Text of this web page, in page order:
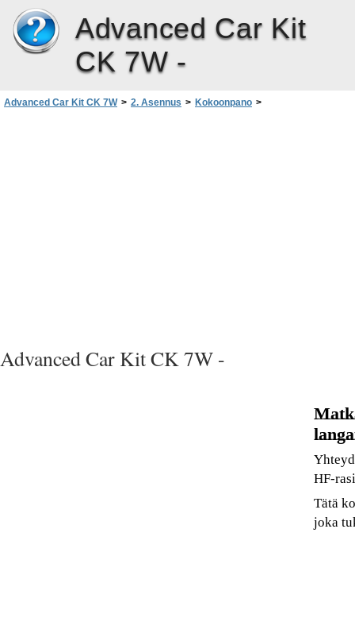
Advanced Car Kit
CK 7W -
Advanced Car Kit CK 7W > 2. Asennus > Kokoonpano >
Advanced Car Kit CK 7W -
HF-
Tätä
joka